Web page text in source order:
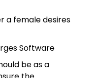
a female desires
Software
be as a